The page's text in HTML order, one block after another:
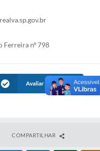
Ferreira nº 798
Avaliar Informação
COMPARTILHAR